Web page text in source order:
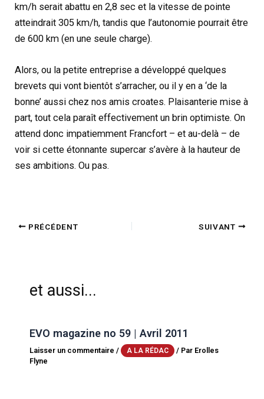
km/h serait abattu en 2,8 sec et la vitesse de pointe
atteindrait 305 km/h, tandis que l’autonomie pourrait être
de 600 km (en une seule charge).
Alors, ou la petite entreprise a développé quelques
brevets qui vont bientôt s’arracher, ou il y en a ‘de la
bonne’ aussi chez nos amis croates. Plaisanterie mise à
part, tout cela paraît effectivement un brin optimiste. On
attend donc impatiemment Francfort – et au-delà – de
voir si cette étonnante supercar s’avère à la hauteur de
ses ambitions. Ou pas.
PRÉCÉDENT SUIVANT
et aussi...
EVO magazine no 59 | Avril 2011
Laisser un commentaire / A LA RÉDAC / Par Erolles
Flyne